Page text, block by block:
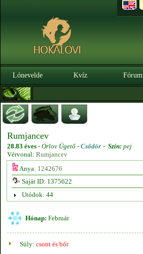
Lónevelde Kvíz Fórum
Rumjancev
28.83 éves - Orlov Ügető - Csődör - Szín: pej
Vérvonal: Rumjancev
Anya: 1242676
Saját ID: 1375622
Utódok: 44
Hónap: Február
Súly: csont és bőr